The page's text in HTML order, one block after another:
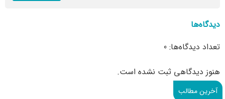
دیدگاه‌ها
تعداد دیدگاه‌ها: 0
هنوز دیدگاهی ثبت نشده است.
آخرین مطالب